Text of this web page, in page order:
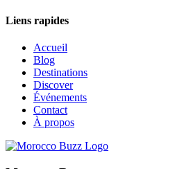
Liens rapides
Accueil
Blog
Destinations
Discover
Événements
Contact
À propos